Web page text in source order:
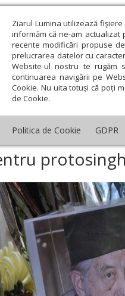
Ziarul Lumina utilizează
informăm că ne-am
recente modificări propuse
prelucrarea datelor cu
Website-ul nostru te rugăm
continuarea navigării pe
Cookie. Nu uita totuși că poți
de Cookie.
Politica de Cookie GDPR
religioasă
Mesaje și cuvântări An
religioasă › Știri › Parastas
Decembrie Ianuarie